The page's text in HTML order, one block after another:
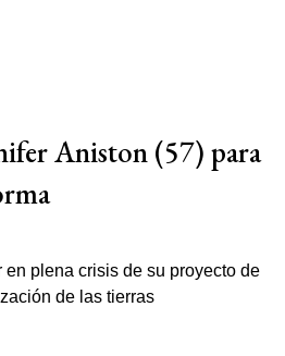
Aniston (57) para